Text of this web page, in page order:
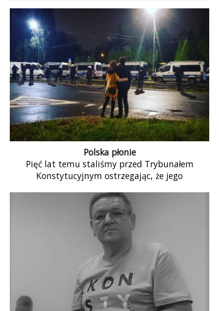
Polska płonie
Pięć lat temu staliśmy przed Trybunałem
Konstytucyjnym ostrzegając, że jego
katastrofalne skutki. Mieliśmy rację. Komitet […]